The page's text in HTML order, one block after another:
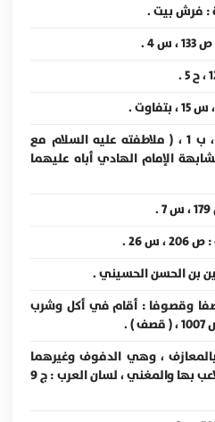
قطعة منه في ف 3 ، ب 1 ، ( ملاطفته عليه السلام مع
وف 4 ، ب 3 ، ( مشابهة الإمام الهادي أباه عليهما
وقصوفا : أقام في أكل وشرب
بالمعازف ، وهي الدفوف وغيرهما
مما يضرب ، . . . والعازف : اللاعب بها والمغني ، لسان العرب : ج 9